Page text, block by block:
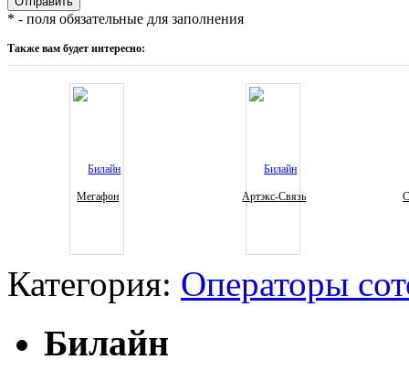
* - поля обязательные для заполнения
Также вам будет интересно:
Мегафон Артэкс-Связь
Категория: Операторы
Билайн